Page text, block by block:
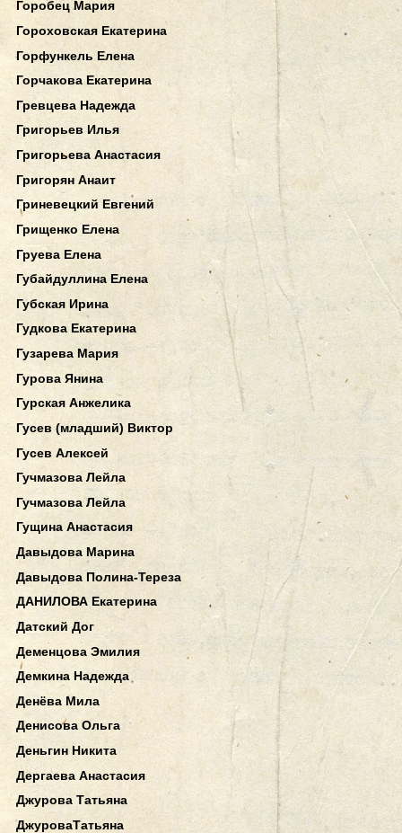
Горобец Мария
Гороховская Екатерина
Горфункель Елена
Горчакова Екатерина
Гревцева Надежда
Григорьев Илья
Григорьева Анастасия
Григорян Анаит
Гриневецкий Евгений
Грищенко Елена
Груева Елена
Губайдуллина Елена
Губская Ирина
Гудкова Екатерина
Гузарева Мария
Гурова Янина
Гурская Анжелика
Гусев (младший) Виктор
Гусев Алексей
Гучмазова Лейла
Гучмазова Лейла
Гущина Анастасия
Давыдова Марина
Давыдова Полина-Тереза
ДАНИЛОВА Екатерина
Датский Дог
Деменцова Эмилия
Демкина Надежда
Денёва Мила
Денисова Ольга
Деньгин Никита
Дергаева Анастасия
Джурова Татьяна
ДжуроваТатьяна